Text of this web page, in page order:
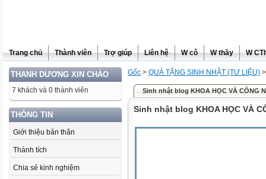
Trang chủ Thành viên Trợ giúp Liên hệ W cô W thầy W
THANH DƯƠNG XIN CHÀO
7 khách và 0 thành viên
THÔNG TIN
Giới thiệu bản thân
Thành tích
Chia sẻ kinh nghiệm
Gốc > QUÀ TẶNG SINH NHẬT (TƯ LIỆU) >
Sinh nhật blog KHOA HỌC VÀ CÔNG
Sinh nhật blog KHOA HỌC VÀ